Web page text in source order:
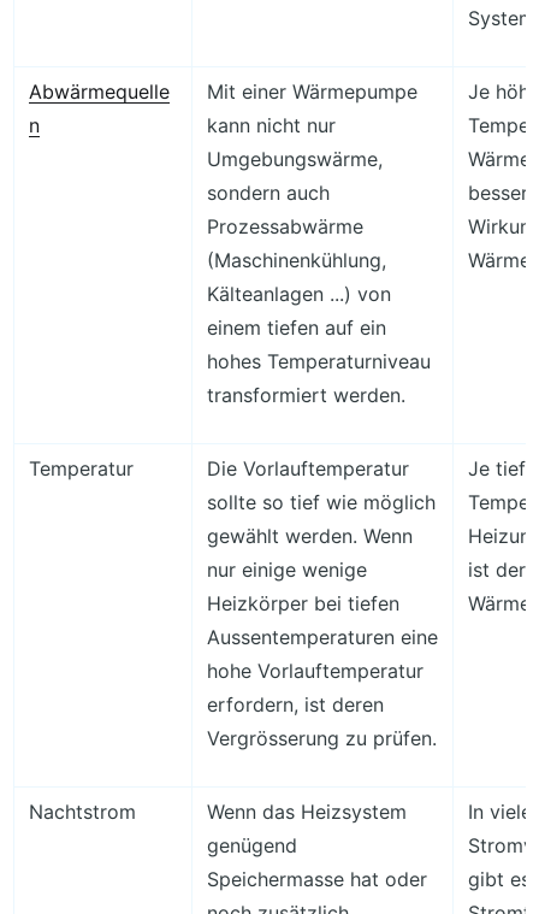
Abwärmequelle
n
Mit einer Wärmepumpe
kann nicht nur
Umgebungswärme,
sondern auch
Prozessabwärme
(Maschinenkühlung,
Kälteanlagen ...) von
einem tiefen auf ein
hohes Temperaturniveau
transformiert werden.
Je
besser
Temperatur
Die Vorlauftemperatur
sollte so tief wie möglich
gewählt werden. Wenn
nur einige wenige
Heizkörper bei tiefen
Aussentemperaturen eine
hohe Vorlauftemperatur
erfordern, ist deren
Vergrösserung zu prüfen.
Je
ist der
Nachtstrom
Wenn das Heizsystem
genügend
Speichermasse hat oder
In
gibt es